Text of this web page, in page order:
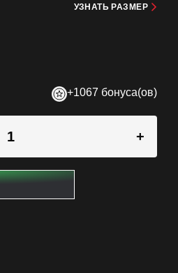
УЗНАТЬ РАЗМЕР
+1067 бонуса(ов)
+